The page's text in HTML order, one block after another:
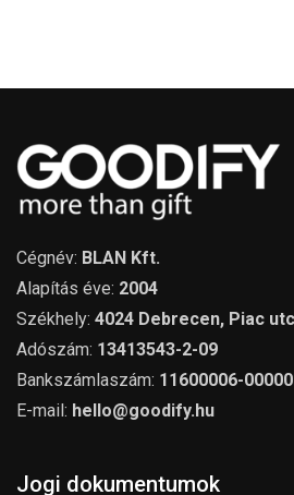
Cégnév: BLAN Kft.
Alapítás éve: 2004
Székhely: 4024 Debrecen, Piac
Adószám: 13413543-2-09
Bankszámlaszám: 11600006-
E-mail: hello@goodify.hu
Jogi dokumentumok